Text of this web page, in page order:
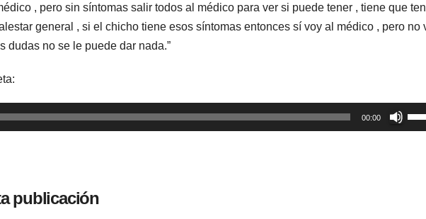
, pero sin síntomas salir todos al médico para ver si puede tener , tiene que
general , si el chicho tiene esos síntomas entonces sí voy al médico , pero no
dudas no se le puede dar nada.”
00:00
las
publicación